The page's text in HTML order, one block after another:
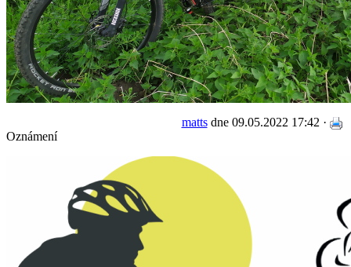
mattsdne 09.05.2022 17:42 ·
Oznámení